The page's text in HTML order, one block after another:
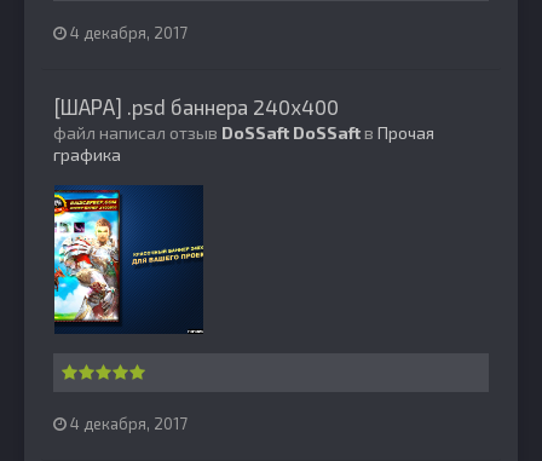
4 декабря, 2017
[ШАРА] .psd баннера 240х400
файл написал отзыв DoSSaft DoSSaftв Прочая
графика
4 декабря, 2017